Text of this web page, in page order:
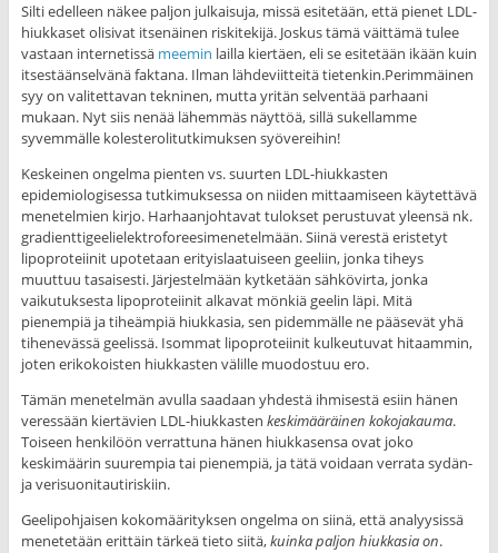
Silti edelleen näkee paljon julkaisuja, missä esitetään, että pienet LDL-
hiukkaset olisivat itsenäinen riskitekijä. Joskus tämä väittämä tulee
vastaan internetissä meemin lailla kiertäen, eli se esitetään ikään kuin
itsestäänselvänä faktana. Ilman lähdeviitteitä tietenkin.Perimmäinen
syy on valitettavan tekninen, mutta yritän selventää parhaani
mukaan. Nyt siis nenää lähemmäs näyttöä, sillä sukellamme
syvemmälle kolesterolitutkimuksen syövereihin!
Keskeinen ongelma pienten vs. suurten LDL-hiukkasten
epidemiologisessa tutkimuksessa on niiden mittaamiseen käytettävä
menetelmien kirjo. Harhaanjohtavat tulokset perustuvat yleensä nk.
gradienttigeelielektroforeesimenetelmään. Siinä verestä eristetyt
lipoproteiinit upotetaan erityislaatuiseen geeliin, jonka tiheys
muuttuu tasaisesti. Järjestelmään kytketään sähkövirta, jonka
vaikutuksesta lipoproteiinit alkavat mönkiä geelin läpi. Mitä
pienempiä ja tiheämpiä hiukkasia, sen pidemmälle ne pääsevät yhä
tihenevässä geelissä. Isommat lipoproteiinit kulkeutuvat hitaammin,
joten erikokoisten hiukkasten välille muodostuu ero.
Tämän menetelmän avulla saadaan yhdestä ihmisestä esiin hänen
veressään kiertävien LDL-hiukkasten keskimääräinen kokojakauma.
Toiseen henkilöön verrattuna hänen hiukkasensa ovat joko
keskimäärin suurempia tai pienempiä, ja tätä voidaan verrata sydän-
ja verisuonitautiriskiin.
Geelipohjaisen kokomäärityksen ongelma on siinä, että analyysissä
menetetään erittäin tärkeä tieto siitä,kuinka paljon hiukkasia on.